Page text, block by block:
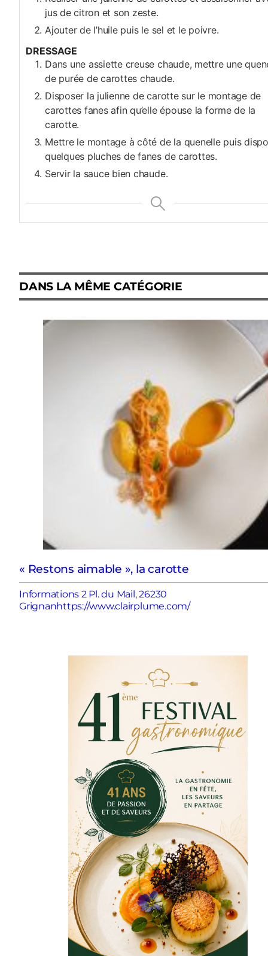
jus de citron et son zeste.
Ajouter de l’huile puis le sel et le poivre.
DRESSAGE
Dans une assiette creuse chaude, mettre une
de purée de carottes chaude.
Disposer la julienne de carotte sur le montage de
carottes fanes afin qu’elle épouse la forme de la
carotte.
Mettre le montage à côté de la quenelle puis
quelques pluches de fanes de carottes.
Servir la sauce bien chaude.
DANS LA MÊME CATÉGORIE
« Restons aimable », la carotte
Informations 2 Pl. du Mail, 26230
Grignanhttps://www.clairplume.com/